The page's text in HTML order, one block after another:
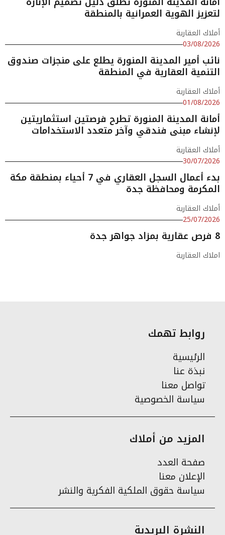
لتعزيز الهوية العمرانية بالمنطقة
أملاك العقارية
03/08/2026
نائب أمير المدينة المنورة يطلع على منجزات صندوق
التنمية العقارية في المنطقة
أملاك العقارية
01/08/2026
أمانة المدينة المنورة تطرح فرصتين استثماريتين
لإنشاء مبنى فندقي وآخر متعدد الاستخدامات
أملاك العقارية
30/07/2026
بدء أعمال السجل العقاري في 7 أحياء بمنطقة مكة
المكرمة ومحافظة جدة
أملاك العقارية
25/07/2026
8 فرص عقارية بمزاد جواهر جدة
املاك العقارية
روابط تهمك
الرئيسية
نبذة عنا
تواصل معنا
سياسة الخصوصية
المزيد من أملاك
صفحة العدد
الإعلان معنا
سياسة حقوق الملكية الفكرية والنشر
النشرة البريدية